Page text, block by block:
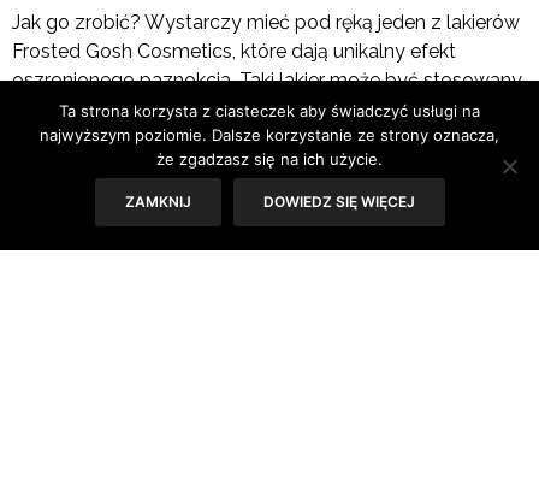
Jak go zrobić? Wystarczy mieć pod ręką jeden z lakierów
Frosted Gosh Cosmetics, które dają unikalny efekt
oszronionego paznokcia. Taki lakier może być stosowany
samodzielnie lub w połączeniu z innym odcieniem
podkładowym. Spróbujecie?
19.99 zł
www.kochamkosmetyki.pl
Ta strona korzysta z ciasteczek aby świadczyć usługi na
najwyższym poziomie. Dalsze korzystanie ze strony oznacza,
że zgadzasz się na ich użycie.
ZAMKNIJ DOWIEDZ SIĘ WIĘCEJ